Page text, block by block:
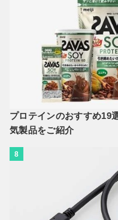
プロテインのおすすめ19
気製品をご紹介
8